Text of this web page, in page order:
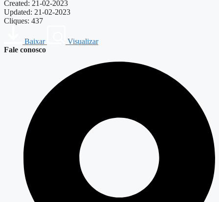
Created: 21-02-2023
Updated: 21-02-2023
Cliques: 437
Baixar
Visualizar
Fale conosco